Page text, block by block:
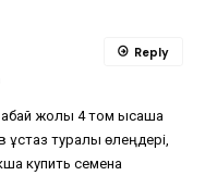
жолы 4 том қысқаша
туралы өлеңдері,
купить семена
Reply